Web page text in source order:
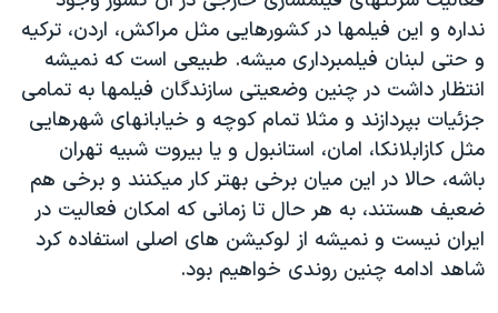
دادگاه حمید نوری
چهل سال گروگان‌گیری
قانون شفافیت دارائی کادر رهبری ایران
اعتراضات مردمی آبان ۹۸
اسرائیل در جنگ
نرگس محمدی برنده جایزه نوبل صلح
همایش محافظه‌کاران آمریکا «سی‌پک»
نداره و این فیلمها در کشورهایی مثل مراکش، اردن، ترکیه
و حتی لبنان فیلمبرداری میشه. طبیعی است که نمیشه
انتظار داشت در چنین وضعیتی سازندگان فیلمها به تمامی
جزئیات بپردازند و مثلا تمام کوچه و خیابانهای شهرهایی
مثل کازابلانکا، امان، استانبول و یا بیروت شبیه تهران
باشه، حالا در این میان برخی بهتر کار میکنند و برخی هم
ضعیف هستند، به هر حال تا زمانی که امکان فعالیت در
ایران نیست و نمیشه از لوکیشن های اصلی استفاده کرد
شاهد ادامه چنین روندی خواهیم بود.